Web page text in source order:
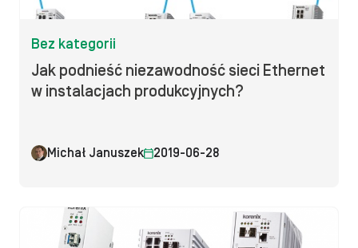
Bez kategorii
Jak podnieść niezawodność sieci Ethernet
w instalacjach produkcyjnych?
Michał Januszek 2019-06-28